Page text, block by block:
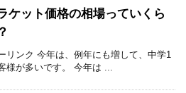
ケット価格の相場っていくら
リンク 今年は、例年にも増して、中学1
様が多いです。 今年は ...